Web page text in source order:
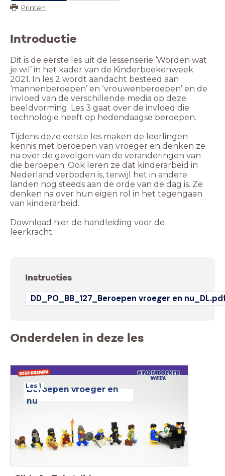
Printen
Introductie
Dit is de eerste les uit de lessenserie ‘Worden wat
je wil’ in het kader van de Kinderboekenweek
2021. In les 2 wordt aandacht besteed aan
‘mannenberoepen’ en ‘vrouwenberoepen’ en de
invloed van de verschillende media op deze
beeldvorming. Les 3 gaat over de invloed die
technologie heeft op hedendaagse beroepen.
Tijdens deze eerste les maken de leerlingen
kennis met beroepen van vroeger en denken ze
na over de gevolgen van de veranderingen van
die beroepen. Ook leren ze dat kinderarbeid in
Nederland verboden is, terwijl het in andere
landen nog steeds aan de orde van de dag is. Ze
denken na over hun eigen rol in het tegengaan
van kinderarbeid.
Download hier de handleiding voor de
leerkracht:
Instructies
DD_PO_BB_127_Beroepen vroeger en
Onderdelen in deze les
Beroepen vroeger en
nu
Les 1